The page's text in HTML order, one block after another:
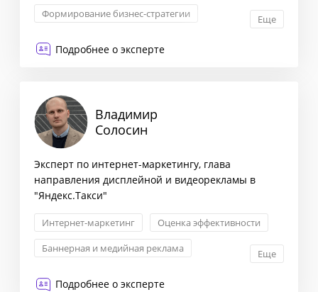
Формирование бизнес-стратегии
Еще
Подробнее о эксперте
Владимир
Солосин
Эксперт по интернет-маркетингу, глава
направления дисплейной и видеорекламы в
"Яндекс.Такси"
Интернет-маркетинг
Оценка эффективности
Баннерная и медийная реклама
Еще
Подробнее о эксперте